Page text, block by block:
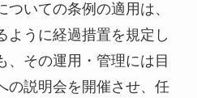
いての条例の適用は、
ように経過措置を規定し
、その運用・管理には目
の説明会を開催させ、任